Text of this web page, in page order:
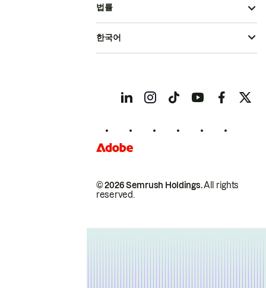
© 2026 Semrush Holdings.All rights
reserved.
법률
한국어